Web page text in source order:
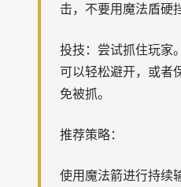
击，不要用魔法盾硬
投技：尝试抓住玩家
可以轻松避开，或者
免被抓。
推荐策略：
使用魔法箭进行持续